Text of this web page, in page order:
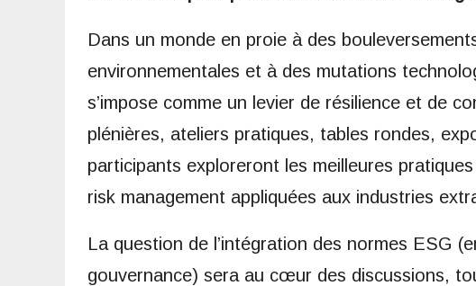
Dans un monde en proie à des
environnementales et à des mutations
s’impose comme un levier de résilience et de
plénières, ateliers pratiques, tables rondes,
participants exploreront les meilleures
risk management appliquées aux industries
La question de l’intégration des normes ESG
gouvernance) sera au cœur des discussions,